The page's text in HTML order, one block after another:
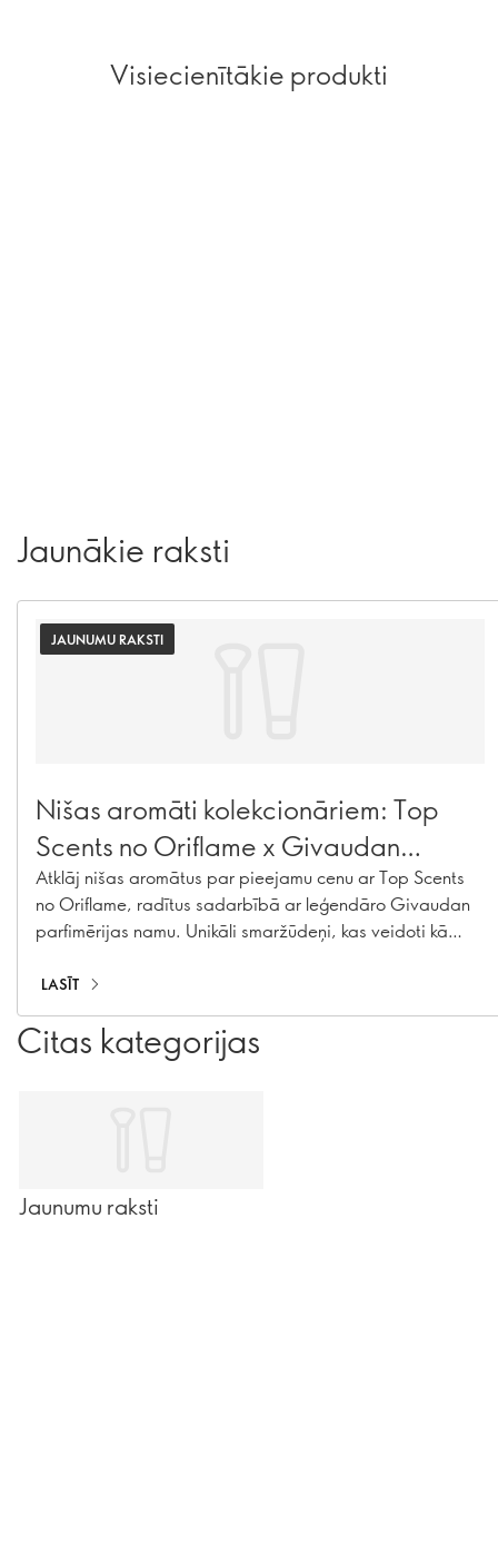
Visiecienītākie produkti
Jaunākie raksti
JAUNUMU RAKSTI
Nišas aromāti kolekcionāriem: Top
Scents no Oriflame x Givaudan
Parfimērijas skolas
Atklāj nišas aromātus par pieejamu cenu ar Top Scents
no Oriflame, radītus sadarbībā ar leģendāro Givaudan
parfimērijas namu. Unikāli smaržūdeņi, kas veidoti kā
LASĪT
Citas kategorijas
Jaunumu raksti